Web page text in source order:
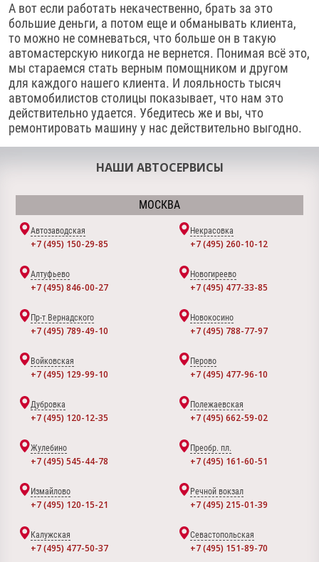
А вот если работать некачественно, брать за это
большие деньги, а потом еще и обманывать клиента,
то можно не сомневаться, что больше он в такую
автомастерскую никогда не вернется. Понимая всё это,
мы стараемся стать верным помощником и другом
для каждого нашего клиента. И лояльность тысяч
автомобилистов столицы показывает, что нам это
действительно удается. Убедитесь же и вы, что
ремонтировать машину у нас действительно выгодно.
НАШИ АВТОСЕРВИСЫ
МОСКВА
Автозаводская
+7 (495) 150-29-85
Некрасовка
+7 (495) 260-10-12
Алтуфьево
+7 (495) 846-00-27
Новогиреево
+7 (495) 477-33-85
Пр-т Вернадского
+7 (495) 789-49-10
Новокосино
+7 (495) 788-77-97
Войковская
+7 (495) 129-99-10
Перово
+7 (495) 477-96-10
Дубровка
+7 (495) 120-12-35
Полежаевская
+7 (495) 662-59-02
Жулебино
+7 (495) 545-44-78
Преобр. пл.
+7 (495) 161-60-51
Измайлово
+7 (495) 120-15-21
Речной вокзал
+7 (495) 215-01-39
Калужская
+7 (495) 477-50-37
Севастопольская
+7 (495) 151-89-70